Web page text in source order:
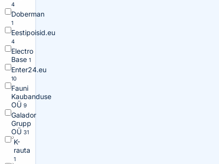
4
Doberman
1
Eestipoisid.eu
4
Electro
Base 1
Enter24.eu
10
Fauni
Kaubanduse
OÜ 9
Galador
Grupp
OÜ 31
K-
rauta
1